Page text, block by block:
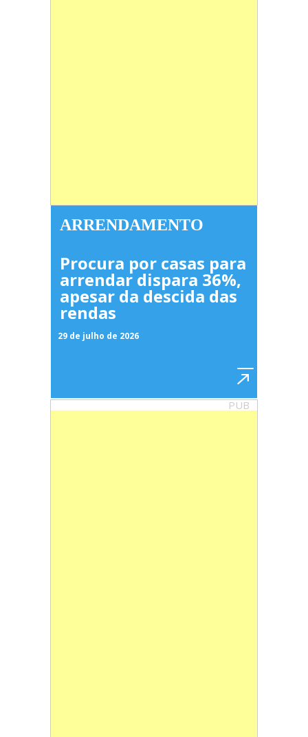
ARRENDAMENTO
Procura por casas para
arrendar dispara 36%,
apesar da descida das
rendas
29 de julho de 2026
PUB